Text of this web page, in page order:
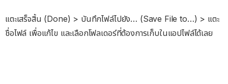
แตะเสร็จสิ้น (Done) > บันทึกไฟล์ไปยัง… (Save File to…) > แตะ
ชื่อไฟล์ เพื่อแก้ไข และเลือกโฟลเดอร์ที่ต้องการเก็บในแอปไฟล์ได้เลย